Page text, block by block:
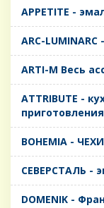
APPETITE -
ARC-
ARTI-M Весь
ATTRIBUTE -
приготовления
BOHEMIA -
CЕВЕРСТАЛЬ -
DOMENIK -